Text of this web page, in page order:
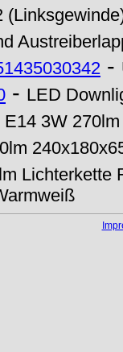
-
- LED
3W
Lichterkette